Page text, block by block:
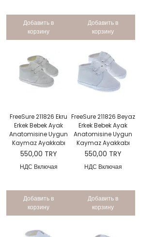
Добавить в
корзину
Добавить в
корзину
FreeSure 211826 Ekru
Erkek Bebek Ayak
Anatomisine Uygun
Kaymaz Ayakkabı
Цена
550,00 TRY
НДС Включая
Добавить в
корзину
FreeSure 211826 Beyaz
Erkek Bebek Ayak
Anatomisine Uygun
Kaymaz Ayakkabı
Цена
550,00 TRY
НДС Включая
Добавить в
корзину